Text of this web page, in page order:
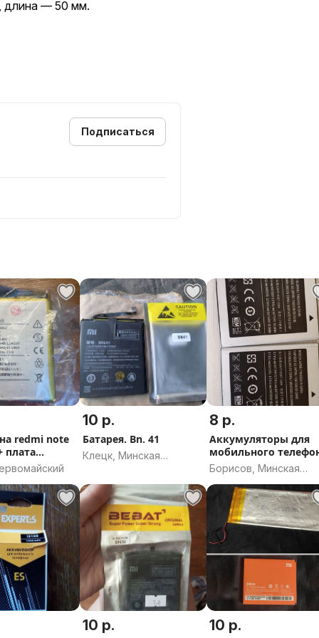
длина — 50 мм.
Подписаться
redmi note
10 р.
Батарея. Bn. 41
Клецк, Минская
8 р.
Аккумуляторы для
мобильного
EB625152VU
Борисов, Минская
область
10 р. 10 р.